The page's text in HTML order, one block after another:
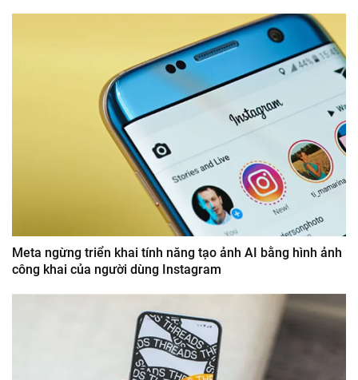
Meta ngừng triển khai tính năng tạo ảnh AI bằng hình ảnh
công khai của người dùng Instagram